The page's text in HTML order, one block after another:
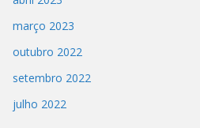
março 2023
outubro 2022
setembro 2022
julho 2022